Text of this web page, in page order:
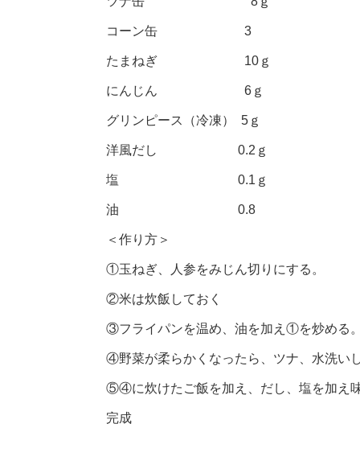
コーン缶 3
たまねぎ 10ｇ
にんじん 6ｇ
グリンピース（冷凍） 5ｇ
洋風だし 0.2ｇ
塩 0.1ｇ
油 0.8
＜作り方＞
①玉ねぎ、人参をみじん切りにする。
②米は炊飯しておく
③フライパンを温め、油を加え①を炒める。
④野菜が柔らかくなったら、ツナ、水洗い
⑤④に炊けたご飯を加え、だし、塩を加え味
完成